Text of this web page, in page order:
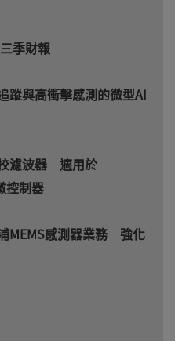
季財報
蹤與高衝擊感測的微型AI
濾波器 適用於
控制器
MEMS感測器業務 強化